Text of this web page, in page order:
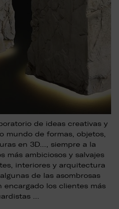
de ideas creativas y
mundo de formas, objetos,
en 3D…, siempre a la
más ambiciosos y salvajes
interiores y arquitectura
de las asombrosas
encargado los clientes más
…